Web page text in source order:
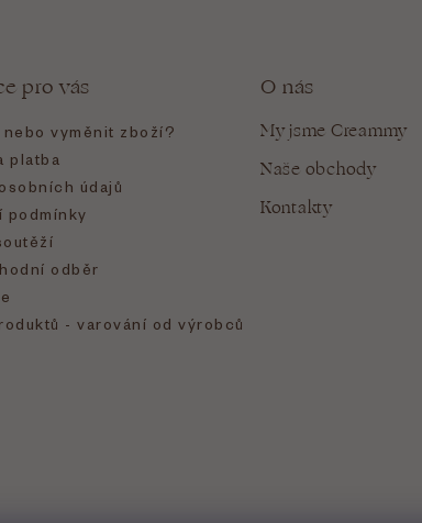
pro vás
vyměnit zboží?
platba
údajů
podmínky
odběr
- varování od výrobců
O nás
My jsme Creammy
Naše obchody
Kontakty